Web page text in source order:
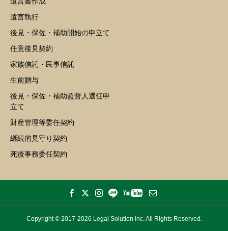
遺言執行
後見・保佐・補助開始の申立て
任意後見契約
家族信託・民事信託
生前贈与
後見・保佐・補助監督人選任申
立て
財産管理等委任契約
継続的見守り契約
死後事務委任契約
Copyright © 2017-2026 Legal Solution inc. All Rights Reserved.